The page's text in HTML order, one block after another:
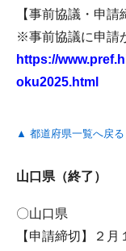
【事前協議・申請
※事前協議に申請
https://
oku2025.html
▲ 都道府県一覧へ戻る
山口県（終了）
〇山口県
【申請締切】２月